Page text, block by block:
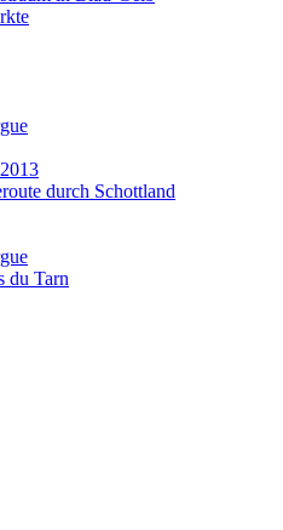
durch Schottland
du Tarn